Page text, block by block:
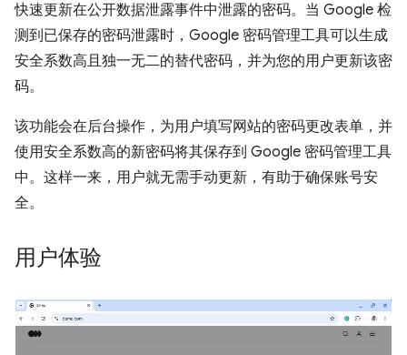
快速更新在公开数据泄露事件中泄露的密码。当 Google 检
测到已保存的密码泄露时，Google 密码管理工具可以生成
安全系数高且独一无二的替代密码，并为您的用户更新该密
码。
该功能会在后台操作，为用户填写网站的密码更改表单，并
使用安全系数高的新密码将其保存到 Google 密码管理工具
中。这样一来，用户就无需手动更新，有助于确保账号安
全。
用户体验